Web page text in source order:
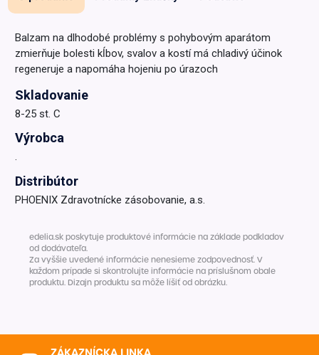
Balzam na dlhodobé problémy s pohybovým aparátom
zmierňuje bolesti kĺbov, svalov a kostí má chladivý účinok
regeneruje a napomáha hojeniu po úrazoch
Skladovanie
8-25 st. C
Výrobca
.
Distribútor
PHOENIX Zdravotnícke zásobovanie, a.s.
edelia.sk poskytuje produktové informácie na základe podkladov
od dodávateľa.
Za vyššie uvedené informácie nenesieme zodpovednosť. V
každom prípade si skontrolujte informácie na príslušnom obale
produktu. Dizajn produktu sa môže líšiť od obrázku.